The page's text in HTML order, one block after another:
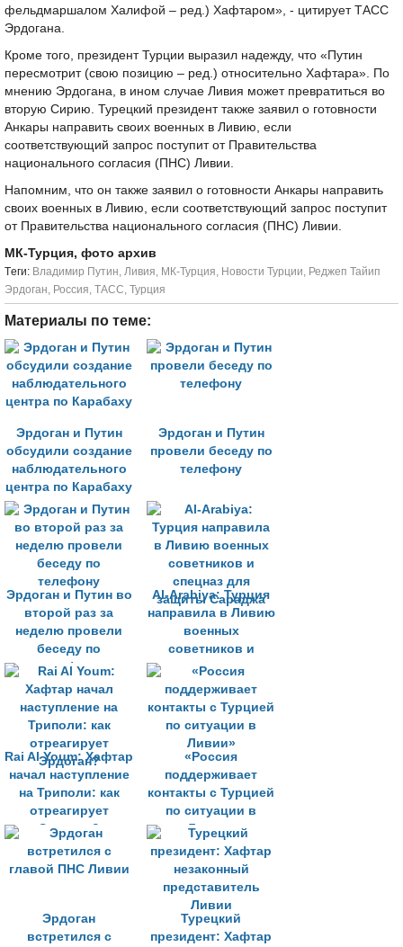
фельдмаршалом Халифой – ред.) Хафтаром», - цитирует ТАСС
Эрдогана.
Кроме того, президент Турции выразил надежду, что «Путин
пересмотрит (свою позицию – ред.) относительно Хафтара». По
мнению Эрдогана, в ином случае Ливия может превратиться во
вторую Сирию. Турецкий президент также заявил о готовности
Анкары направить своих военных в Ливию, если
соответствующий запрос поступит от Правительства
национального согласия (ПНС) Ливии.
Напомним, что он также заявил о готовности Анкары направить
своих военных в Ливию, если соответствующий запрос поступит
от Правительства национального согласия (ПНС) Ливии.
МК-Турция, фото архив
Tеги: Владимир Путин, Ливия, МК-Турция, Новости Турции, Реджеп Тайип
Эрдоган, Россия, ТАСС, Турция
Материалы по теме:
Эрдоган и Путин
обсудили создание
наблюдательного
центра по Карабаху
Эрдоган и Путин
провели беседу по
телефону
Эрдоган и Путин во
второй раз за
неделю провели
беседу по
телефону
Al-Arabiya: Турция
направила в Ливию
военных
советников и
спецназ для
защиты Сараджа
Rai Al Youm: Хафтар
начал наступление
на Триполи: как
отреагирует
Эрдоган?
«Россия
поддерживает
контакты с Турцией
по ситуации в
Ливии»
Эрдоган
встретился с
Турецкий
президент: Хафтар